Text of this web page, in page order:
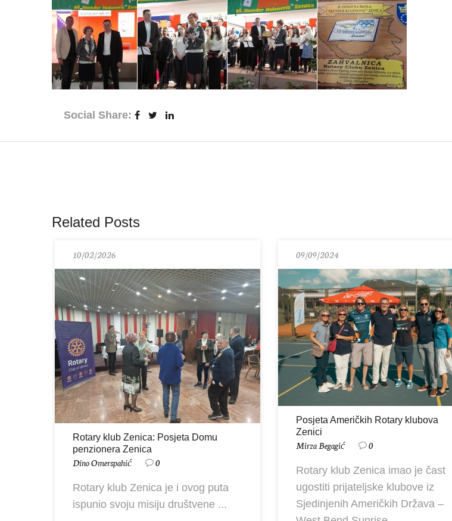
Social Share:
Related Posts
10/02/2026
Rotary klub Zenica: Posjeta Domu
penzionera Zenica
Dino Omerspahić 0
Rotary klub Zenica je i ovog puta
ispunio svoju misiju društvene ...
09/09/2024
Posjeta Američkih Rotary klubova
Zenici
Mirza Begagić 0
Rotary klub Zenica imao je čast
ugostiti prijateljske klubove iz
Sjedinjenih Američkih Država –